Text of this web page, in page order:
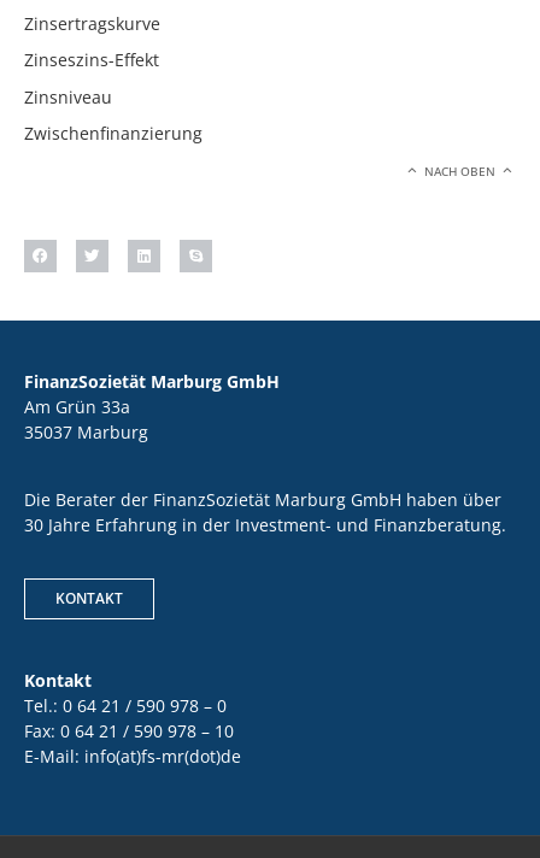
Zinsertragskurve
Zinseszins-Effekt
Zinsniveau
Zwischenfinanzierung
NACH OBEN
FinanzSozietät Marburg GmbH
Am Grün 33a
35037 Marburg
Die Berater der FinanzSozietät Marburg GmbH haben über
30 Jahre Erfahrung in der Investment- und Finanzberatung.
KONTAKT
Kontakt
Tel.: 0 64 21 / 590 978 – 0
Fax: 0 64 21 / 590 978 – 10
E-Mail: info(at)fs-mr(dot)de